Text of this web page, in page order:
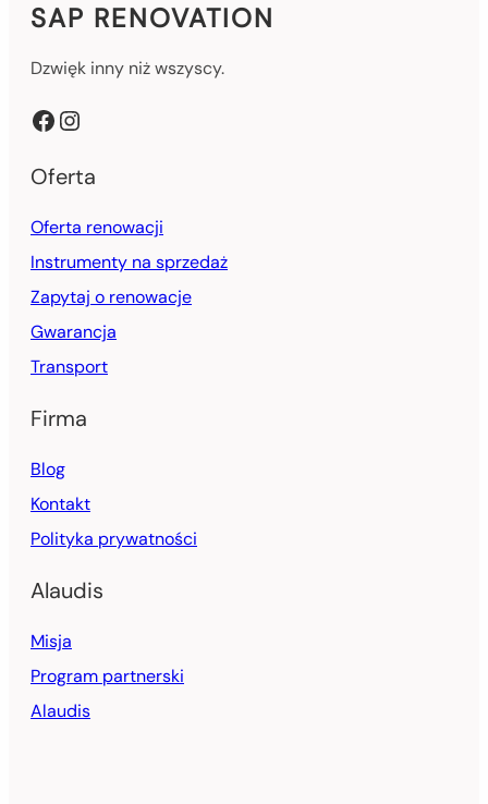
SAP RENOVATION
Dzwięk inny niż wszyscy.
Facebook Instagram
Oferta
Oferta renowacji
Instrumenty na sprzedaż
Zapytaj o renowacje
Gwarancja
Transport
Firma
Blog
Kontakt
Polityka prywatności
Alaudis
Misja
Program partnerski
Alaudis